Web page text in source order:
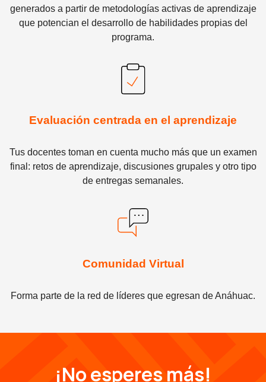
generados a partir de metodologías activas de aprendizaje
que potencian el desarrollo de habilidades propias del
programa.
Evaluación centrada en el aprendizaje
Tus docentes toman en cuenta mucho más que un examen
final: retos de aprendizaje, discusiones grupales y otro tipo
de entregas semanales.
Comunidad Virtual
Forma parte de la red de líderes que egresan de Anáhuac.
¡No esperes más!